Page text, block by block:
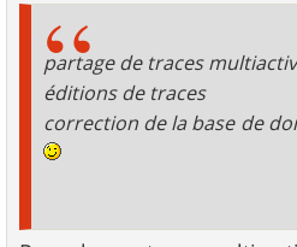
partage de traces
éditions de traces
correction de la base de